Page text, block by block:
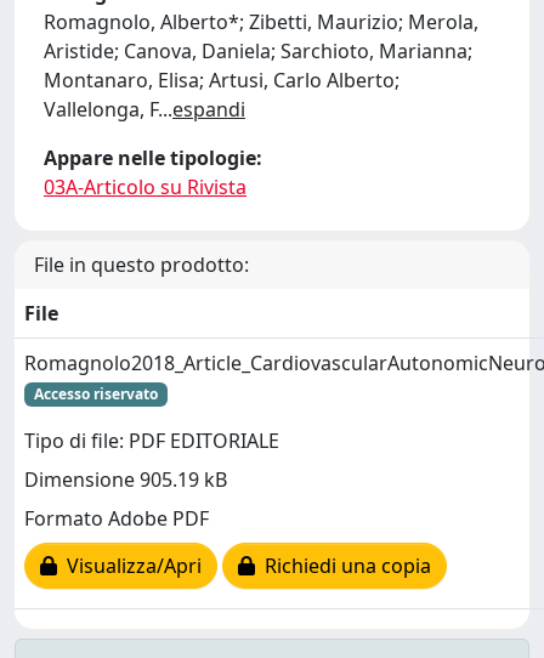
Romagnolo, Alberto*; Zibetti, Maurizio; Merola,
Aristide; Canova, Daniela; Sarchioto, Marianna;
Montanaro, Elisa; Artusi, Carlo Alberto;
Vallelonga, F...espandi
Appare nelle tipologie:
03A-Articolo su Rivista
File in questo prodotto:
File
Accesso riservato
Tipo di file: PDF EDITORIALE
Dimensione 905.19 kB
Formato Adobe PDF
Visualizza/Apri
Richiedi una copia